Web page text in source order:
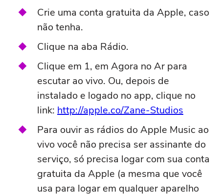
Crie uma conta gratuita da Apple, caso
não tenha.
Clique na aba Rádio.
Clique em 1, em Agora no Ar para
escutar ao vivo. Ou, depois de
instalado e logado no app, clique no
link: http://apple.co/Zane-Studios
Para ouvir as rádios do Apple Music ao
vivo você não precisa ser assinante do
serviço, só precisa logar com sua conta
gratuita da Apple (a mesma que você
usa para logar em qualquer aparelho